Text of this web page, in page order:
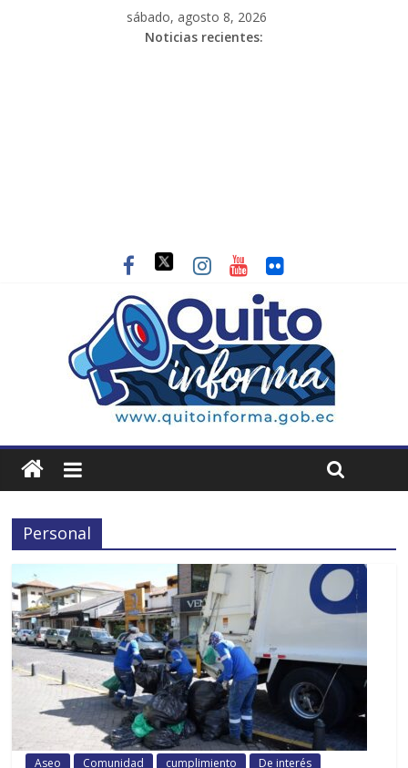
sábado, agosto 8, 2026
Noticias recientes:
Personal
Aseo Comunidad cumplimiento
De interés